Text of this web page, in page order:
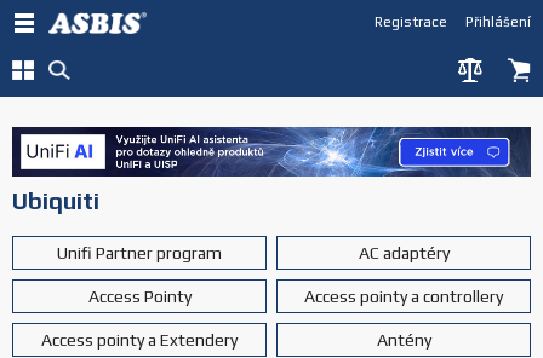
Přihlášení
Registrace
Ubiquiti
Unifi Partner program AC adaptéry
Access Pointy Access pointy a controllery
Access pointy a Extendery Antény